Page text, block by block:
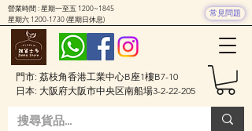
門市: 荔枝角香港工業中心B座1樓B7-10
日本: 大阪府大阪市中央区南船場3-2-22-205
營業時間 : 星期一至五 1200~1845
星期六 1200-1730(星期日休息)
常見問題